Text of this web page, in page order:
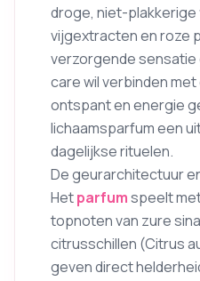
droge, niet-plakkerige
vijgextracten en roze
verzorgende sensatie
care wil verbinden
ontspant en energie
lichaamsparfum een
dagelijkse rituelen.
De geurarchitectuur
Hetparfumspeelt
topnoten van zure
citrusschillen (Citrus
geven direct